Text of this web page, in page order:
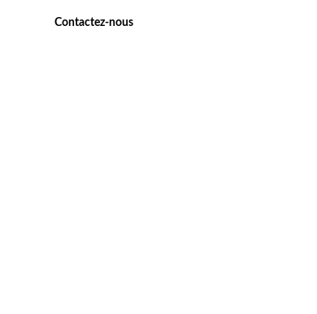
Contactez-nous